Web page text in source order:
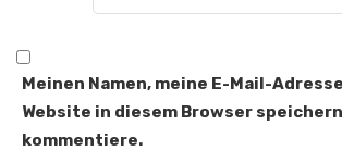
Meinen Namen, meine E-Mail-
Website in diesem Browser
kommentiere.